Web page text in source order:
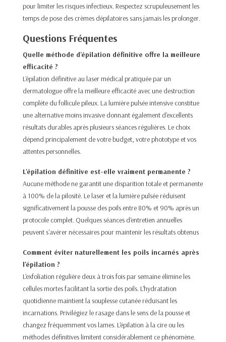
pour limiter les risques infectieux. Respectez scrupuleusement les
temps de pose des crèmes dépilatoires sans jamais les prolonger.​
Questions Fréquentes
Quelle méthode d'épilation définitive offre la meilleure
efficacité ?
L'épilation définitive au laser médical pratiquée par un
dermatologue offre la meilleure efficacité avec une destruction
complète du follicule pileux. La lumière pulsée intensive constitue
une alternative moins invasive donnant également d'excellents
résultats durables après plusieurs séances régulières. Le choix
dépend principalement de votre budget, votre phototype et vos
attentes personnelles.​
L'épilation définitive est-elle vraiment permanente ?
Aucune méthode ne garantit une disparition totale et permanente
à 100% de la pilosité. Le laser et la lumière pulsée réduisent
significativement la pousse des poils entre 80% et 90% après un
protocole complet. Quelques séances d'entretien annuelles
peuvent s'avérer nécessaires pour maintenir les résultats obtenus​
Comment éviter naturellement les poils incarnés après
l'épilation ?
L'exfoliation régulière deux à trois fois par semaine élimine les
cellules mortes facilitant la sortie des poils. L'hydratation
quotidienne maintient la souplesse cutanée réduisant les
incarnations. Privilégiez le rasage dans le sens de la pousse et
changez fréquemment vos lames. L'épilation à la cire ou les
méthodes définitives limitent considérablement ce phénomène.​